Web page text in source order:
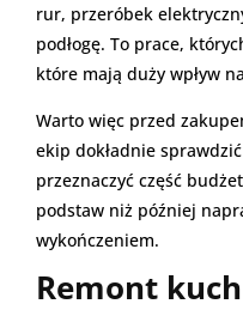
rur, przeróbek
podłogę. To prace,
które mają duży wpływ
Warto więc przed
ekip dokładnie
przeznaczyć część
podstaw niż później
wykończeniem.
Remont